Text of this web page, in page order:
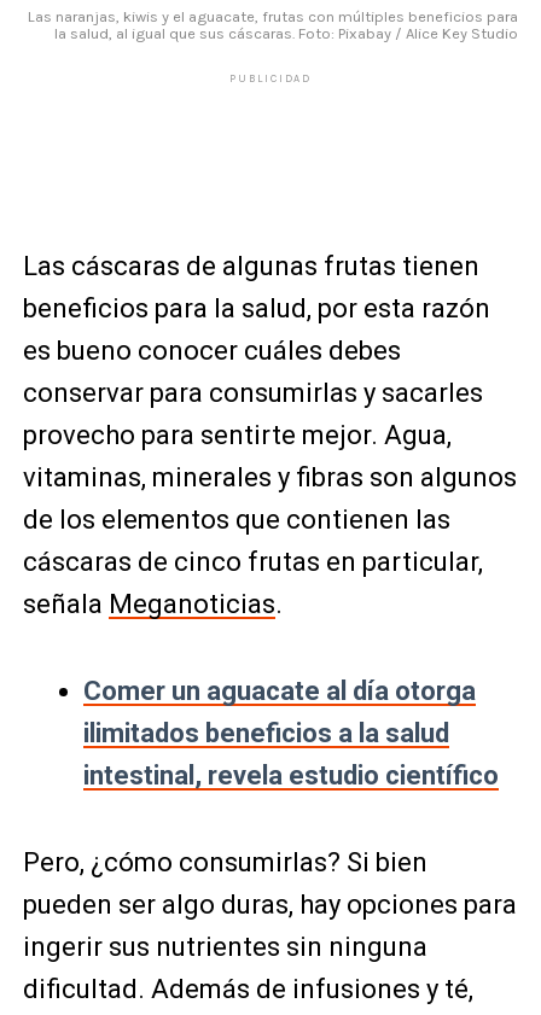
Las naranjas, kiwis y el aguacate, frutas con múltiples beneficios para
la salud, al igual que sus cáscaras. Foto: Pixabay / Alice Key Studio
PUBLICIDAD
Las cáscaras de algunas frutas tienen
beneficios para la salud, por esta razón
es bueno conocer cuáles debes
conservar para consumirlas y sacarles
provecho para sentirte mejor. Agua,
vitaminas, minerales y fibras son algunos
de los elementos que contienen las
cáscaras de cinco frutas en particular,
señala Meganoticias.
Comer un aguacate al día otorga
ilimitados beneficios a la salud
intestinal, revela estudio científico
Pero, ¿cómo consumirlas? Si bien
pueden ser algo duras, hay opciones para
ingerir sus nutrientes sin ninguna
dificultad. Además de infusiones y té,